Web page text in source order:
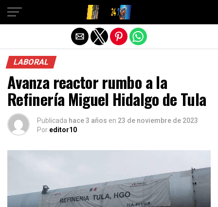
LABORAL
Avanza reactor rumbo a la
Refinería Miguel Hidalgo de Tula
Publicada hace 3 años en 23 de noviembre de 2023
Por editor10
Salir de la versión móvil